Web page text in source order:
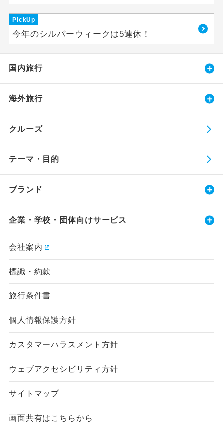
PickUp
今年のシルバーウィークは5連休！
国内旅行
海外旅行
クルーズ
テーマ・目的
ブランド
企業・学校・団体向けサービス
会社案内
標識・約款
旅行条件書
個人情報保護方針
カスタマーハラスメント方針
ウェブアクセシビリティ方針
サイトマップ
画面共有はこちらから